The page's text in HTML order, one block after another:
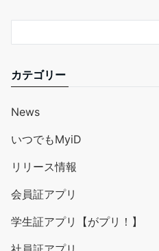
カテゴリー
News
いつでもMyiD
リリース情報
会員証アプリ
学生証アプリ【がプリ！】